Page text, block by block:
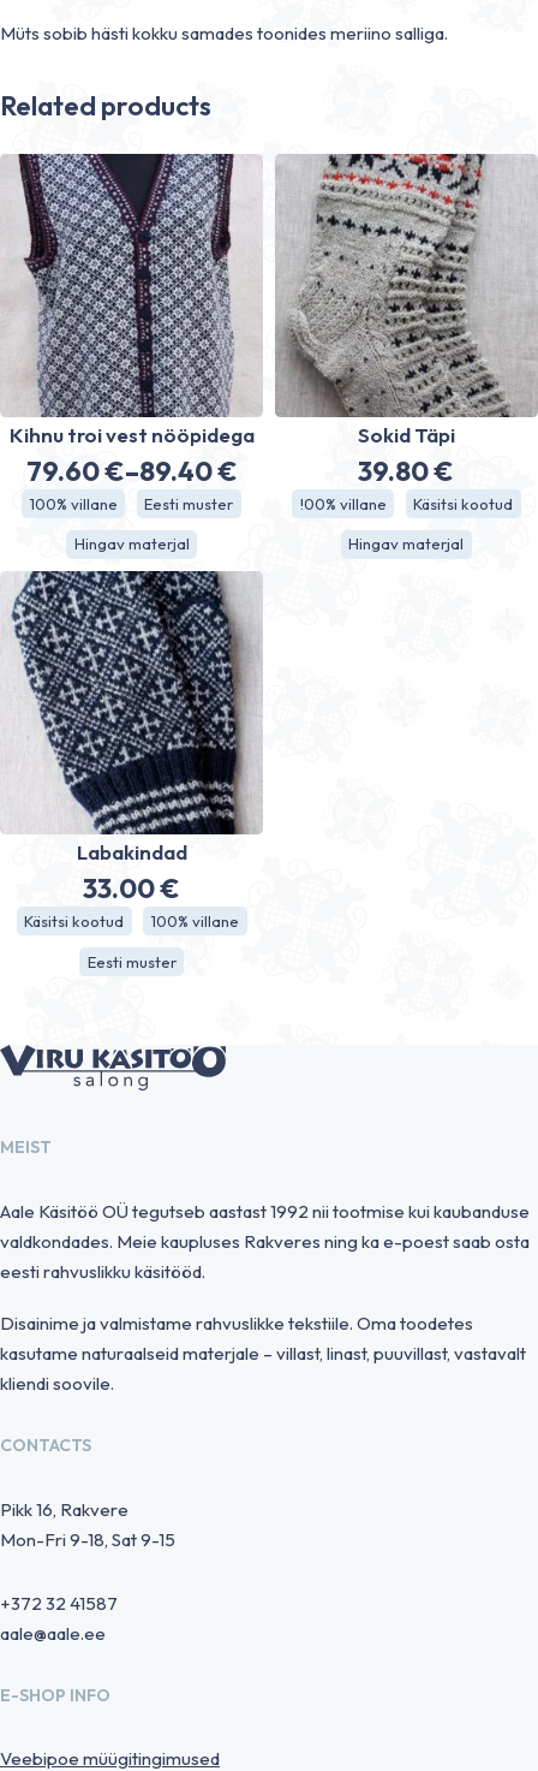
Müts sobib hästi kokku samades toonides meriino salliga.
Related products
Kihnu troi vest nööpidega
79.60€–89.40€
Price
range:
79.60 €
through
89.40 €
100% villane Eesti muster
Hingav materjal
Sokid Täpi
39.80€
!00% villane Käsitsi kootud
Hingav materjal
Labakindad
33.00€
Käsitsi kootud 100% villane
Eesti muster
MEIST
Aale Käsitöö OÜ tegutseb aastast 1992 nii tootmise kui kaubanduse
valdkondades. Meie kaupluses Rakveres ning ka e-poest saab osta
eesti rahvuslikku käsitööd.
Disainime ja valmistame rahvuslikke tekstiile. Oma toodetes
kasutame naturaalseid materjale – villast, linast, puuvillast, vastavalt
kliendi soovile.
CONTACTS
Pikk 16, Rakvere
Mon-Fri 9-18, Sat 9-15
+372 32 41587
aale@aale.ee
E-SHOP INFO
Veebipoe müügitingimused